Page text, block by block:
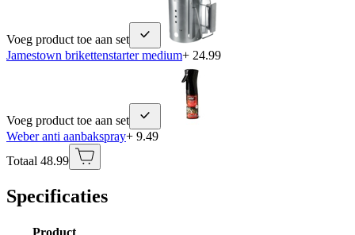
Voeg product toe aan set
Jamestown brikettenstarter medium+ 24.99
Voeg product toe aan set
Weber anti aanbakspray+ 9.49
Totaal 48.99
Specificaties
Product